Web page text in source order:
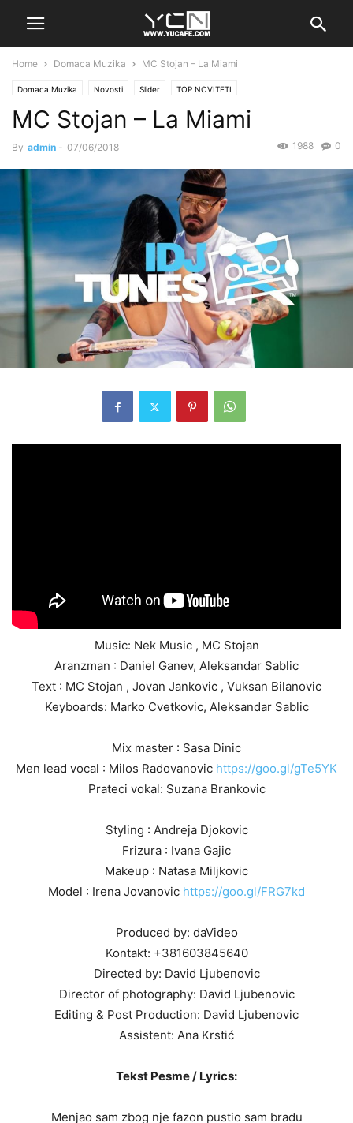
Home Domaca Muzika MC Stojan – La Miami
Domaca Muzika Novosti Slider TOP NOVITETI
MC Stojan – La Miami
By admin - 07/06/2018 0
1988
Music: Nek Music , MC Stojan
Aranzman : Daniel Ganev, Aleksandar Sablic
Text : MC Stojan , Jovan Jankovic , Vuksan Bilanovic
Keyboards: Marko Cvetkovic, Aleksandar Sablic
Mix master : Sasa Dinic
Men lead vocal : Milos Radovanovic https://goo.gl/gTe5YK
Prateci vokal: Suzana Brankovic
Styling : Andreja Djokovic
Frizura : Ivana Gajic
Makeup : Natasa Miljkovic
Model : Irena Jovanovic https://goo.gl/FRG7kd
Produced by: daVideo
Kontakt: +381603845640
Directed by: David Ljubenovic
Director of photography: David Ljubenovic
Editing & Post Production: David Ljubenovic
Assistent: Ana Krstić
Tekst Pesme / Lyrics:
Menjao sam zbog nje fazon pustio sam bradu